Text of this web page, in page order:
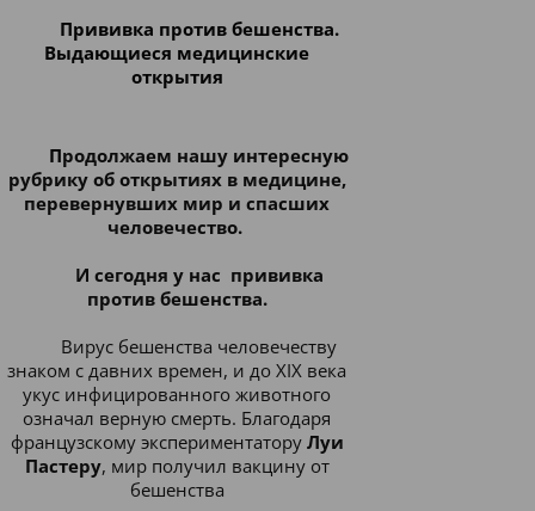
Прививка против бешенства.
Выдающиеся медицинские
открытия
Продолжаем нашу интересную
рубрику об открытиях в медицине,
перевернувших мир и спасших
человечество.
И сегодня у нас прививка
против бешенства.
Вирус бешенства человечеству
знаком с давних времен, и до XIX века
укус инфицированного животного
означал верную смерть. Благодаря
французскому экспериментатору Луи
Пастеру, мир получил вакцину от
бешенства